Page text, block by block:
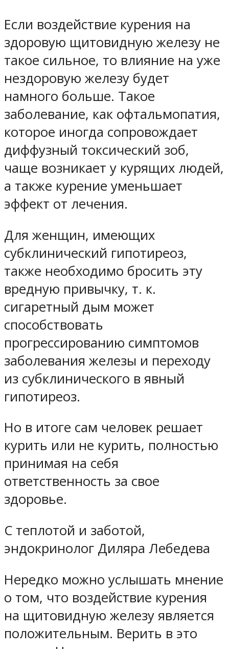
Если воздействие курения на
здоровую щитовидную железу не
такое сильное, то влияние на уже
нездоровую железу будет
намного больше. Такое
заболевание, как офтальмопатия,
которое иногда сопровождает
диффузный токсический зоб,
чаще возникает у курящих людей,
а также курение уменьшает
эффект от лечения.
Для женщин, имеющих
субклинический гипотиреоз,
также необходимо бросить эту
вредную привычку, т. к.
сигаретный дым может
способствовать
прогрессированию симптомов
заболевания железы и переходу
из субклинического в явный
гипотиреоз.
Но в итоге сам человек решает
курить или не курить, полностью
принимая на себя
ответственность за свое
здоровье.
С теплотой и заботой,
эндокринолог Диляра Лебедева
Нередко можно услышать мнение
о том, что воздействие курения
на щитовидную железу является
положительным. Верить в это